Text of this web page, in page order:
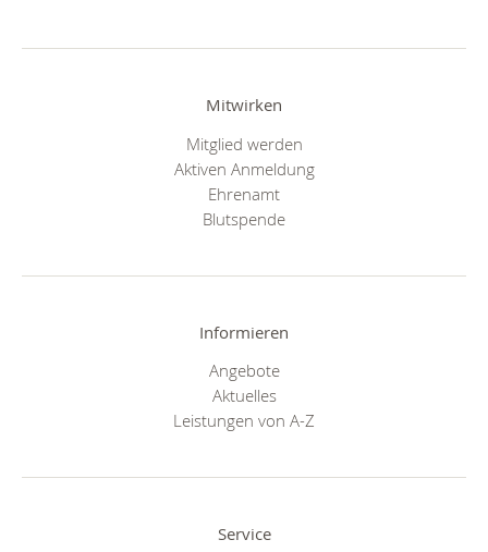
Mitwirken
Mitglied werden
Aktiven Anmeldung
Ehrenamt
Blutspende
Informieren
Angebote
Aktuelles
Leistungen von A-Z
Service